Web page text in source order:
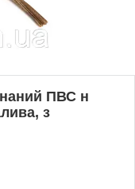
ПВС н
з